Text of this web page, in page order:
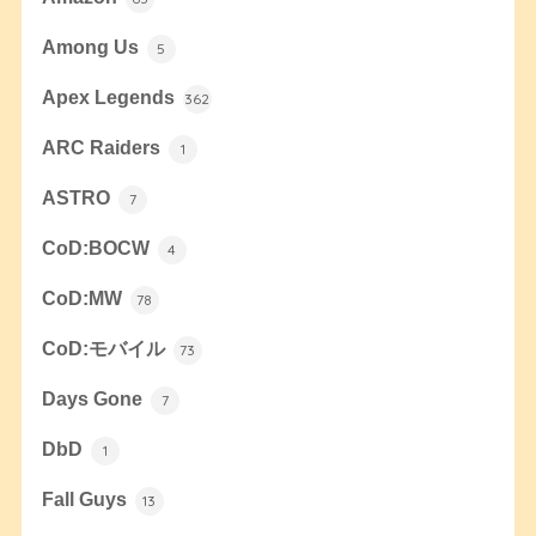
Among Us 5
Apex Legends 362
ARC Raiders 1
ASTRO 7
CoD:BOCW 4
CoD:MW 78
CoD:モバイル 73
Days Gone 7
DbD 1
Fall Guys 13